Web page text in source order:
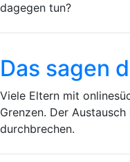
dagegen tun?
Das sagen
Viele Eltern mit
Grenzen. Der
durchbrechen.